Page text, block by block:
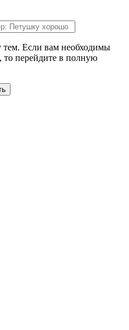
тем. Если вам необходимы
то перейдите в полную